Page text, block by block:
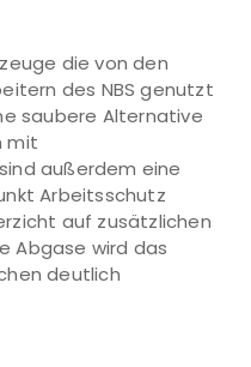
die von den
des NBS genutzt
saubere Alternative
mit
außerdem eine
Arbeitsschutz
auf zusätzlichen
Abgase wird das
deutlich